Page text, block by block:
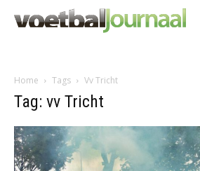
Home Tags Vv Tricht
Tag: vv Tricht